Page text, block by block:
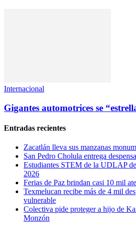
Internacional
Gigantes automotrices se
Entradas recientes
Zacatlán lleva sus manzanas
San Pedro Cholula entrega
Estudiantes STEM de la UDLAP
2026
Ferias de Paz brindan casi 10 mil
Texmelucan recibe más de 4 mil
vulnerable
Colectiva pide proteger a hijo de
Monzón